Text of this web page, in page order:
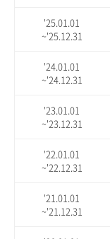
'25.01.01
~'25.12.31
'24.01.01
~'24.12.31
'23.01.01
~'23.12.31
'22.01.01
~'22.12.31
'21.01.01
~'21.12.31